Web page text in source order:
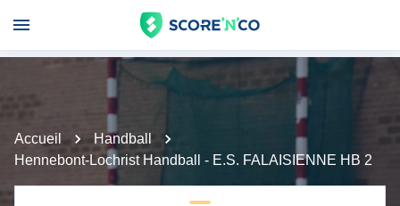
Accueil
Handball
Hennebont-Lochrist Handball - E.S. FALAISIENNE HB 2